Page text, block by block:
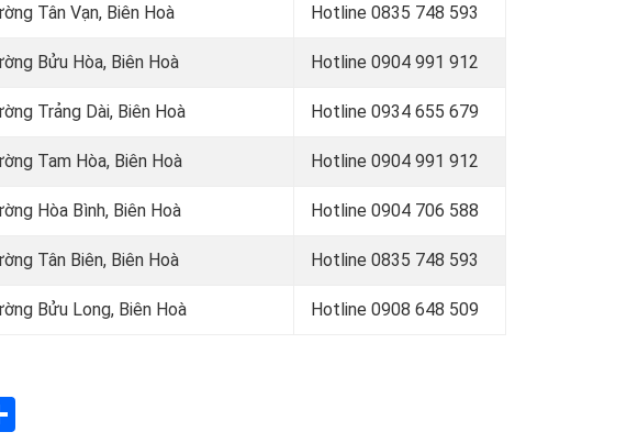
Tân Vạn, Biên Hoà Hotline 0835 748 593
Bửu Hòa, Biên Hoà Hotline 0904 991 912
Trảng Dài, Biên Hoà Hotline 0934 655 679
Tam Hòa, Biên Hoà Hotline 0904 991 912
Hòa Bình, Biên Hoà Hotline 0904 706 588
Tân Biên, Biên Hoà Hotline 0835 748 593
Bửu Long, Biên Hoà Hotline 0908 648 509